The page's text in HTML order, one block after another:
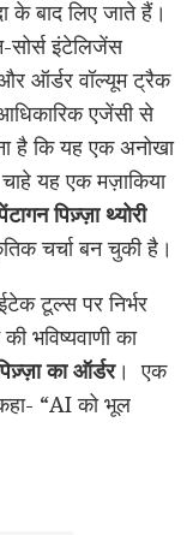
के बाद लिए जाते हैं।
इंटेलिजेंस
ऑर्डर वॉल्यूम ट्रैक
एजेंसी से
है कि यह एक अनोखा
यह एक मज़ाकिया
पिज़्ज़ा थ्योरी
चर्चा बन चुकी है।
टूल्स पर निर्भर
भविष्यवाणी का
का ऑर्डर। एक
“AI को भूल